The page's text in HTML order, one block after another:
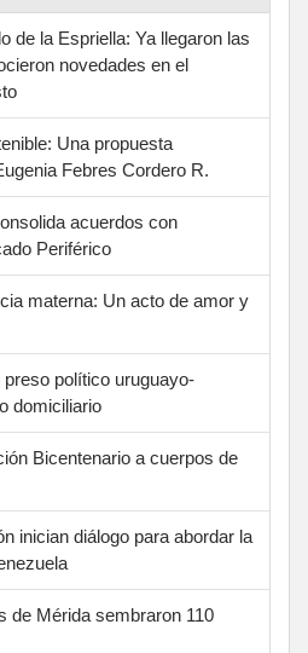
de la Espriella: Ya llegaron las
novedades en el
Una propuesta
Febres Cordero R.
acuerdos con
Periférico
materna: Un acto de amor y
político uruguayo-
domiciliario
Bicentenario a cuerpos de
inician diálogo para abordar la
de Mérida sembraron 110